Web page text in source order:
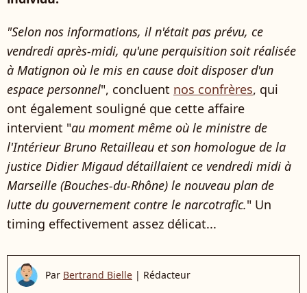
"Selon nos informations, il n'était pas prévu, ce
vendredi après-midi, qu'une perquisition soit réalisée
à Matignon où le mis en cause doit disposer d'un
espace personnel", concluent nos confrères, qui
ont également souligné que cette affaire
intervient "au moment même où le ministre de
l'Intérieur Bruno Retailleau et son homologue de la
justice Didier Migaud détaillaient ce vendredi midi à
Marseille (Bouches-du-Rhône) le nouveau plan de
lutte du gouvernement contre le narcotrafic." Un
timing effectivement assez délicat...
Par Bertrand Bielle | Rédacteur